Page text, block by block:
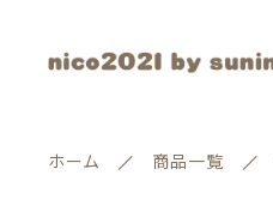
ホーム 商品一覧